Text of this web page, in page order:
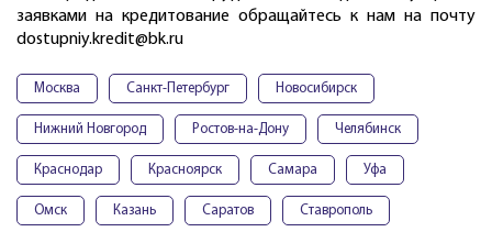
заявками на кредитование обращайтесь к нам на почту
dostupniy.kredit@bk.ru
Москва Санкт-Петербург Новосибирск
Нижний Новгород Ростов-на-Дону Челябинск
Краснодар Красноярск Самара Уфа
Омск Казань Саратов Ставрополь